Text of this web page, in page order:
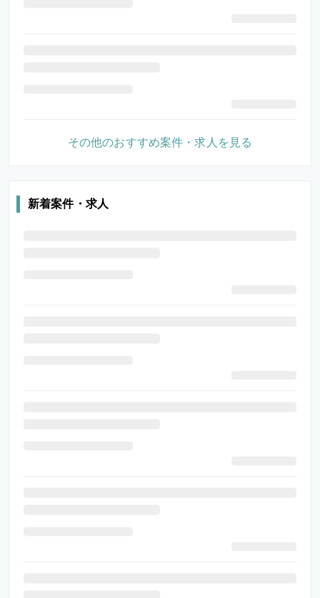
その他のおすすめ案件・求人を見る
新着案件・求人